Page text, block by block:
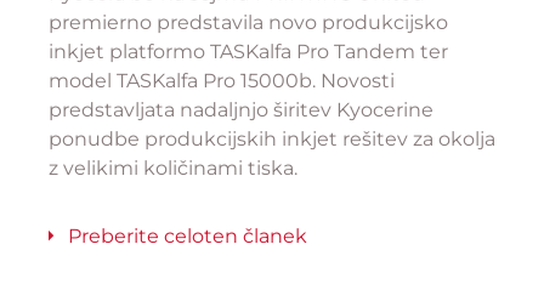
premierno predstavila novo produkcijsko
inkjet platformo TASKalfa Pro Tandem ter
model TASKalfa Pro 15000b. Novosti
predstavljata nadaljnjo širitev Kyocerine
ponudbe produkcijskih inkjet rešitev za okolja
z velikimi količinami tiska.
Preberite celoten članek